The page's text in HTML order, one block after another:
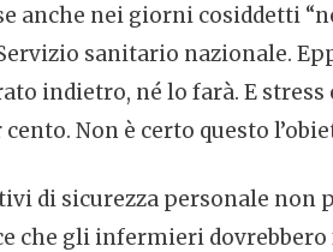
anche nei giorni cosiddetti
sanitario nazionale.
indietro, né lo farà. E
Non è certo questo
di sicurezza personale
che gli infermieri